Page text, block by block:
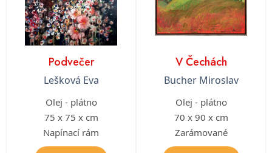
Podvečer
Lešková Eva
Olej - plátno
75 x 75 x cm
Napínací rám
V Čechách
Bucher Miroslav
Olej - plátno
70 x 90 x cm
Zarámované